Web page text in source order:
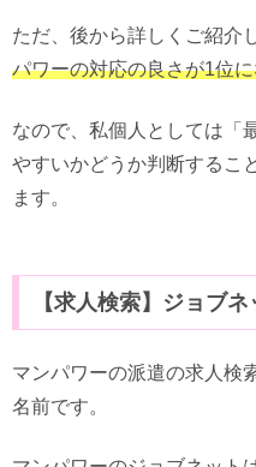
ただ、後から詳しくご紹介
パワーの対応の良さが1位
なので、私個人としては「
やすいかどうか判断するこ
ます。
【求人検索】ジョブ
マンパワーの派遣の求人検
名前です。